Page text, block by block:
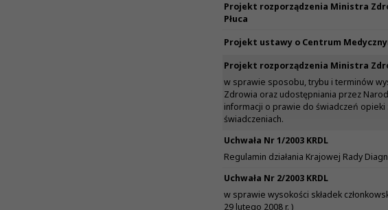
Projekt rozporządzenia Ministra
Płuca
Projekt ustawy o Centrum
Projekt rozporządzenia Ministra
w sprawie sposobu, trybu i terminów
Zdrowia oraz udostępniania przez
informacji o prawie do świadczeń
świadczeniach.
Uchwała Nr 1/2003 KRDL
Regulamin działania Krajowej Rady
Uchwała Nr 2/2003 KRDL
w sprawie wysokości składek
29 lutego 2008 r. )